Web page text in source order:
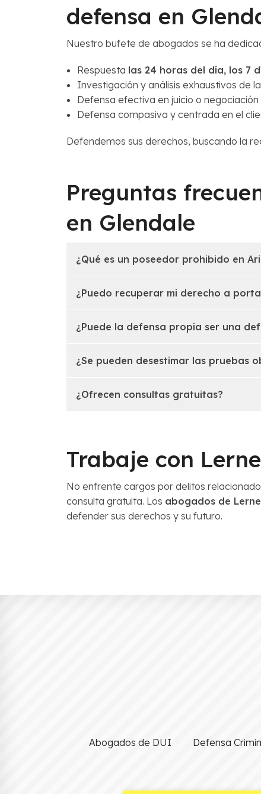
defensa en
Nuestro bufete de abogados se ha
Respuesta las 24 horas del día, los 7
Investigación y análisis exhaustivos de
Defensa efectiva en juicio o
Defensa compasiva y centrada en el
Defendemos sus derechos, buscando la
Preguntas
en Glendale
¿Qué es un poseedor prohibido en
¿Puedo recuperar mi derecho a
¿Puede la defensa propia ser una
¿Se pueden desestimar las pruebas
¿Ofrecen consultas gratuitas?
Trabaje con
No enfrente cargos por delitos
consulta gratuita. Los abogados de
defender sus derechos y su futuro.
Abogados de DUI Defensa